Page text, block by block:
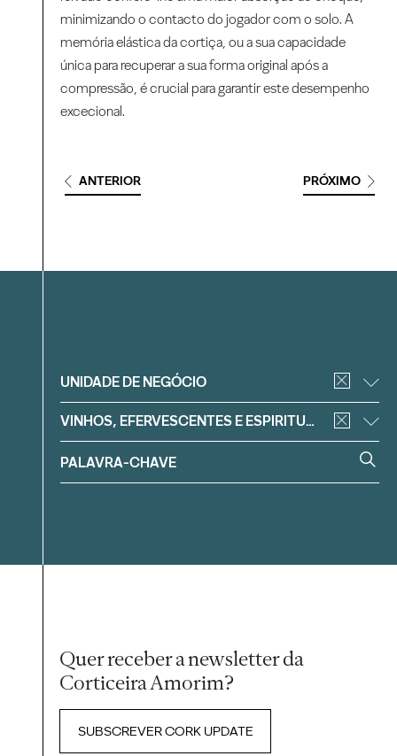
minimizando o contacto do jogador com o solo. A
memória elástica da cortiça, ou a sua capacidade
única para recuperar a sua forma original após a
compressão, é crucial para garantir este desempenho
excecional.
ANTERIOR PRÓXIMO
Filtrar
UNIDADE DE NEGÓCIO
VINHOS, EFERVESCENTES E ESPIRITUOSOS
Quer receber a newsletter da
Corticeira Amorim?
SUBSCREVER CORK UPDATE